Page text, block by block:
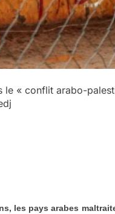
le « conflit arabo-
les pays arabes